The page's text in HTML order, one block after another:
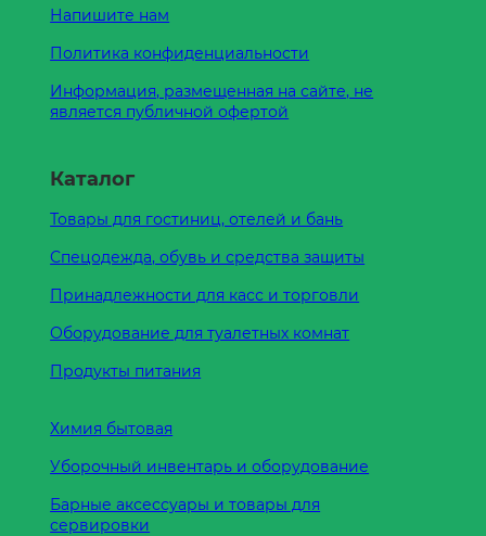
Напишите нам
Политика конфиденциальности
Информация, размещенная на сайте, не
является публичной офертой
Каталог
Товары для гостиниц, отелей и бань
Спецодежда, обувь и средства защиты
Принадлежности для касс и торговли
Оборудование для туалетных комнат
Продукты питания
Химия бытовая
Уборочный инвентарь и оборудование
Барные аксессуары и товары для
сервировки